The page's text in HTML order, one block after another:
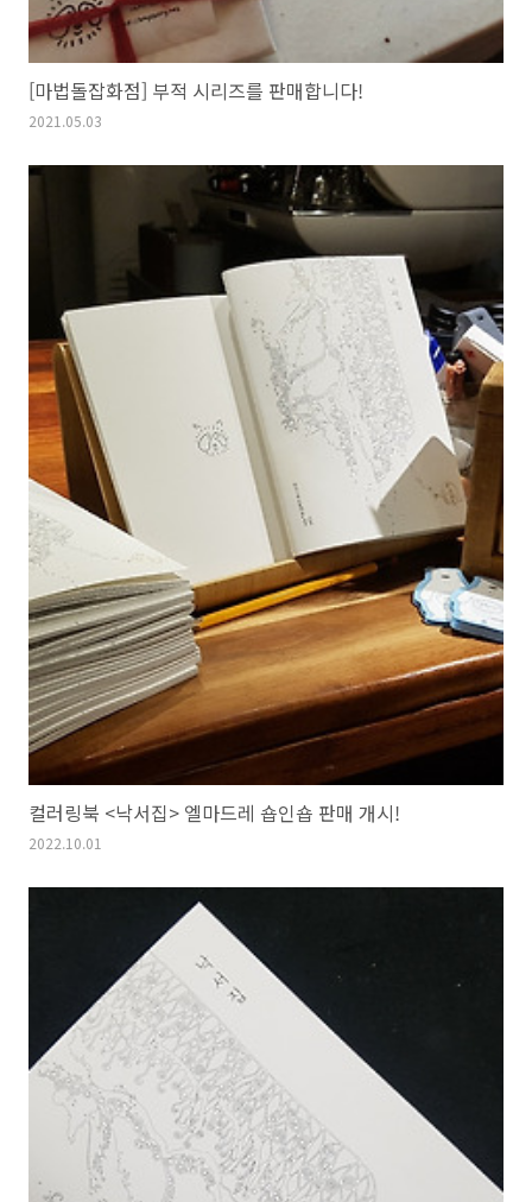
[마법돌잡화점] 부적 시리즈를 판매합니다!
2021.05.03
컬러링북 <낙서집> 엘마드레 숍인숍 판매 개시!
2022.10.01